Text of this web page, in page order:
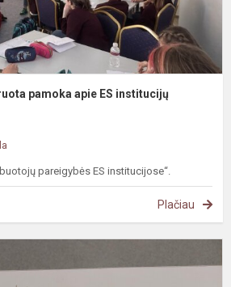
pamoka apie ES institucijų
pareigybės ES institucijose“.
Plačiau